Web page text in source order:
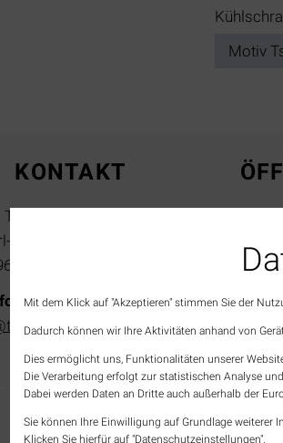
Pflichtfeld
KONTAKT
Tourist-Information
Fürstenberg-Straße 14
Rheinfelden (Baden)
+49 7623 966 87 20
rheinfelden.de
Presse-Ecke
Mit dem Klick auf "Akzeptieren" stimmen Sie der
Dadurch können wir Ihre Aktivitäten anhand von
Dies ermöglicht uns, Funktionalitäten unserer
Die Verarbeitung erfolgt zur statistischen Analyse
Dabei werden Daten an Dritte auch außerhalb der
Sie können Ihre Einwilligung auf Grundlage weiterer
Klicken Sie hierfür auf "Datenschutzeinstellungen".